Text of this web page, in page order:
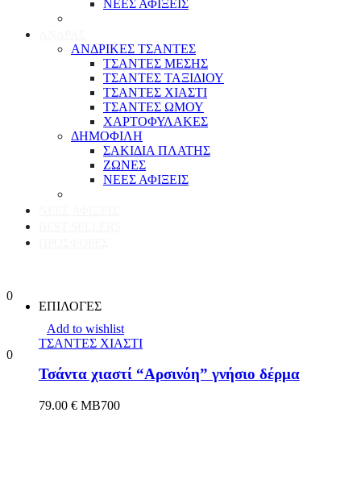
ΝΕΕΣ ΑΦΙΞΕΙΣ
ΑΝΔΡΙΚΕΣ ΤΣΑΝΤΕΣ
ΤΣΑΝΤΕΣ ΜΕΣΗΣ
ΤΣΑΝΤΕΣ ΤΑΞΙΔΙΟΥ
ΤΣΑΝΤΕΣ ΧΙΑΣΤΙ
ΤΣΑΝΤΕΣ ΩΜΟΥ
ΧΑΡΤΟΦΥΛΑΚΕΣ
ΔΗΜΟΦΙΛΗ
ΣΑΚΙΔΙΑ ΠΛΑΤΗΣ
ΖΩΝΕΣ
ΝΕΕΣ ΑΦΙΞΕΙΣ
0
0
ΕΠΙΛΟΓΕΣ
Add to wishlist
ΤΣΑΝΤΕΣ ΧΙΑΣΤΙ
Τσάντα χιαστί “Αρσινόη” γνήσιο δέρμα
79.00 € MB700